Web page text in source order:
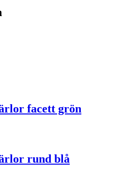
facett grön
rund blå